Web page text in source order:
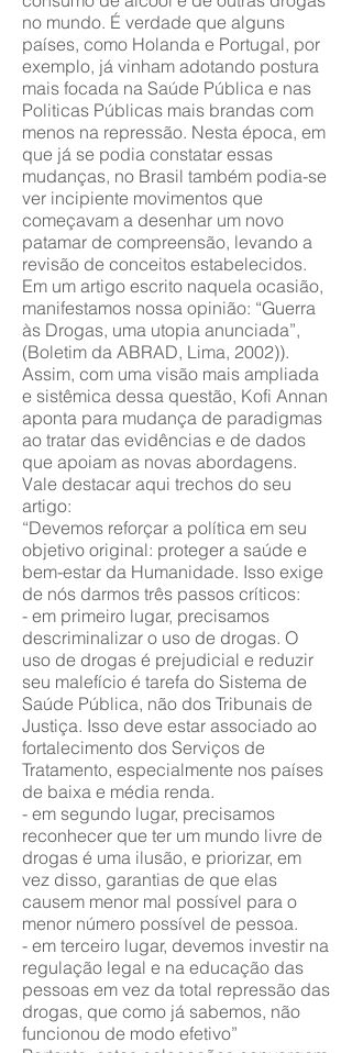
no mundo. É verdade que alguns
países, como Holanda e Portugal, por
exemplo, já vinham adotando postura
mais focada na Saúde Pública e nas
Politicas Públicas mais brandas com
menos na repressão. Nesta época, em
que já se podia constatar essas
mudanças, no Brasil também podia-se
ver incipiente movimentos que
começavam a desenhar um novo
patamar de compreensão, levando a
revisão de conceitos estabelecidos.
Em um artigo escrito naquela ocasião,
manifestamos nossa opinião: “Guerra
às Drogas, uma utopia anunciada”,
(Boletim da ABRAD, Lima, 2002)).
Assim, com uma visão mais ampliada
e sistêmica dessa questão, Kofi Annan
aponta para mudança de paradigmas
ao tratar das evidências e de dados
que apoiam as novas abordagens.
Vale destacar aqui trechos do seu
artigo:
“Devemos reforçar a política em seu
objetivo original: proteger a saúde e
bem-estar da Humanidade. Isso exige
de nós darmos três passos críticos:
- em primeiro lugar, precisamos
descriminalizar o uso de drogas. O
uso de drogas é prejudicial e reduzir
seu malefício é tarefa do Sistema de
Saúde Pública, não dos Tribunais de
Justiça. Isso deve estar associado ao
fortalecimento dos Serviços de
Tratamento, especialmente nos países
de baixa e média renda.
- em segundo lugar, precisamos
reconhecer que ter um mundo livre de
drogas é uma ilusão, e priorizar, em
vez disso, garantias de que elas
causem menor mal possível para o
menor número possível de pessoa.
- em terceiro lugar, devemos investir na
regulação legal e na educação das
pessoas em vez da total repressão das
drogas, que como já sabemos, não
funcionou de modo efetivo”